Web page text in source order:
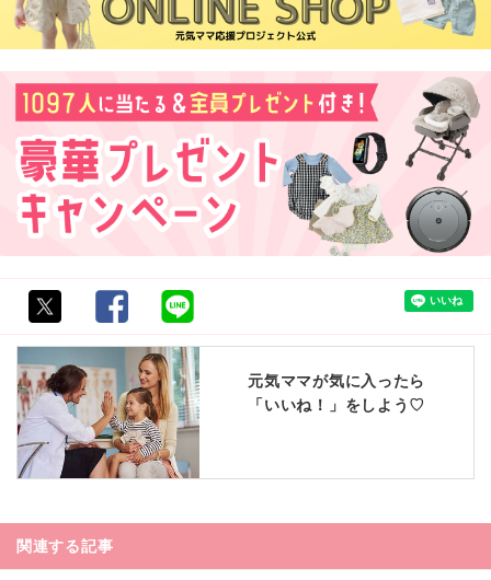
元気ママが気に入ったら
「いいね！」をしよう♡
関連する記事